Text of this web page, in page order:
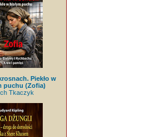
Piekło w
puchu (Zofia)
Tkaczyk